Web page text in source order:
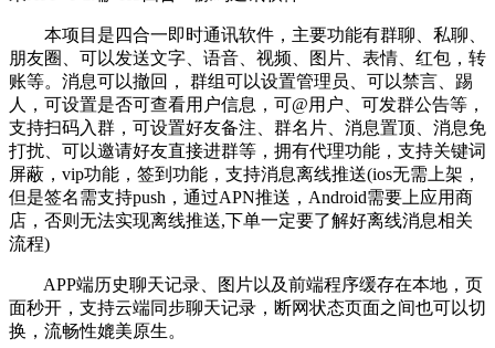
本项目是四合一即时通讯软件，主要功能有群聊、私聊、
朋友圈、可以发送文字、语音、视频、图片、表情、红包，转
账等。消息可以撤回， 群组可以设置管理员、可以禁言、踢
人，可设置是否可查看用户信息，可@用户、可发群公告等，
支持扫码入群，可设置好友备注、群名片、消息置顶、消息免
打扰、可以邀请好友直接进群等，拥有代理功能，支持关键词
屏蔽，vip功能，签到功能，支持消息离线推送(ios无需上架，
但是签名需支持push，通过APN推送，Android需要上应用商
店，否则无法实现离线推送,下单一定要了解好离线消息相关
流程)
APP端历史聊天记录、图片以及前端程序缓存在本地，页
面秒开，支持云端同步聊天记录，断网状态页面之间也可以切
换，流畅性媲美原生。